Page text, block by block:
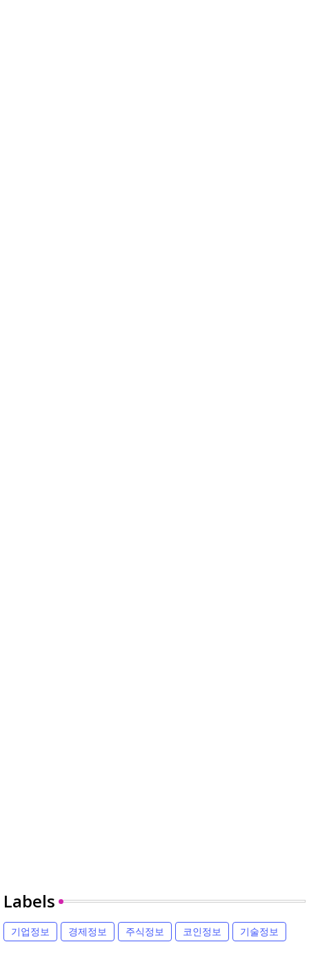
Labels
기업정보 경제정보 주식정보 코인정보 기술정보